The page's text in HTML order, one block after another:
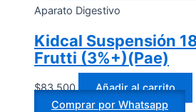
Aparato Digestivo
Kidcal Suspensión
Frutti (3%+)(Pae)
$83.500
Añadir al carrito
Comprar por Whatsapp